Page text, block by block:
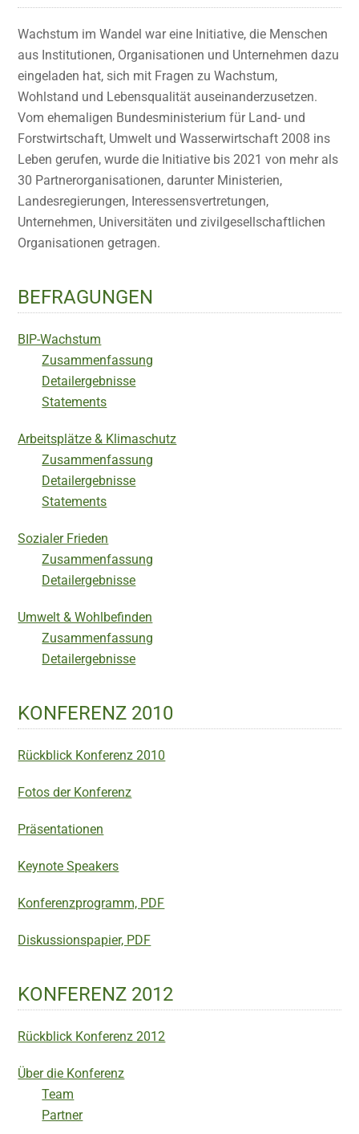
Wachstum im Wandel war eine Initiative, die Menschen
aus Institutionen, Organisationen und Unternehmen dazu
eingeladen hat, sich mit Fragen zu Wachstum,
Wohlstand und Lebensqualität auseinanderzusetzen.
Vom ehemaligen Bundesministerium für Land- und
Forstwirtschaft, Umwelt und Wasserwirtschaft 2008 ins
Leben gerufen, wurde die Initiative bis 2021 von mehr als
30 Partnerorganisationen, darunter Ministerien,
Landesregierungen, Interessensvertretungen,
Unternehmen, Universitäten und zivilgesellschaftlichen
Organisationen getragen.
BEFRAGUNGEN
BIP-Wachstum
Zusammenfassung
Detailergebnisse
Statements
Arbeitsplätze & Klimaschutz
Zusammenfassung
Detailergebnisse
Statements
Sozialer Frieden
Zusammenfassung
Detailergebnisse
Umwelt & Wohlbefinden
Zusammenfassung
Detailergebnisse
KONFERENZ 2010
Rückblick Konferenz 2010
Fotos der Konferenz
Präsentationen
Keynote Speakers
Konferenzprogramm, PDF
Diskussionspapier, PDF
KONFERENZ 2012
Rückblick Konferenz 2012
Über die Konferenz
Team
Partner